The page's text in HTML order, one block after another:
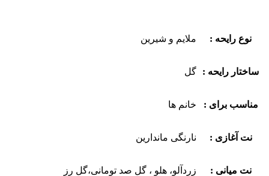
نوع رایحه : ملایم و شیرین
ساختار رایحه : گل
مناسب برای : خانم ها
نت آغازی : نارنگی ماندارین
نت میانی : زردآلو، هلو ، گل صد تومانی،گل رز